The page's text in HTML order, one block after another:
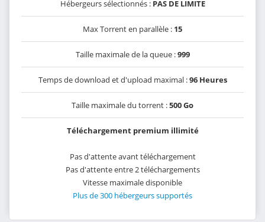
Hébergeurs sélectionnés : PAS DE LIMITE
Max Torrent en parallèle : 15
Taille maximale de la queue :999
Temps de download et d'upload maximal :96 Heures
Taille maximale du torrent :500 Go
Téléchargement premium illimité
Pas d'attente avant téléchargement
Pas d'attente entre 2 téléchargements
Vitesse maximale disponible
Plus de 300 hébergeurs supportés